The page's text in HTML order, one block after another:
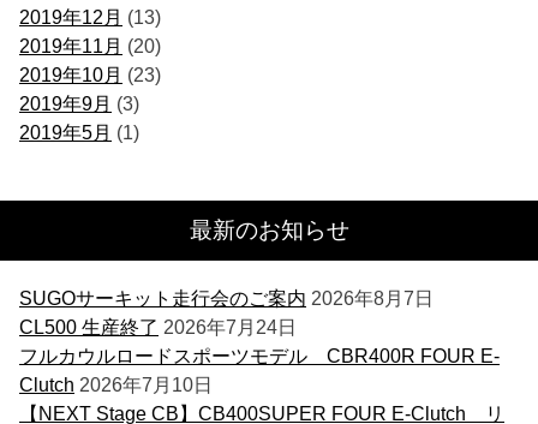
2019年12月 (13)
2019年11月 (20)
2019年10月 (23)
2019年9月 (3)
2019年5月 (1)
最新のお知らせ
SUGOサーキット走行会のご案内 2026年8月7日
CL500 生産終了 2026年7月24日
フルカウルロードスポーツモデル CBR400R FOUR E-
Clutch 2026年7月10日
【NEXT Stage CB】CB400SUPER FOUR E-Clutch リ